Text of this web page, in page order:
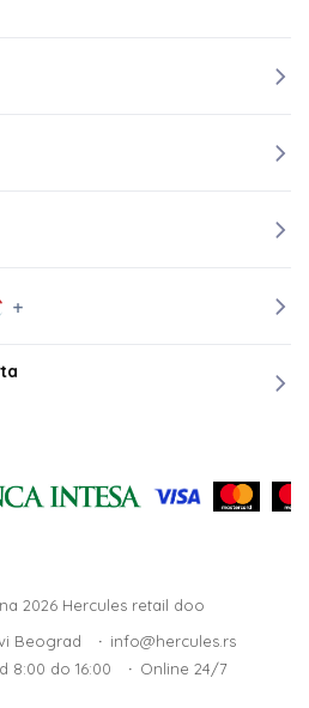
2026Hercules retail doo
Beograd
info@hercules.rs
8:00 do 16:00
Online 24/7